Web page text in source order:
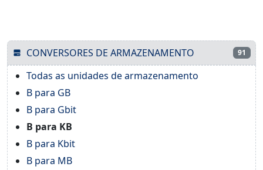
CONVERSORES DE ARMAZENAMENTO 91
Todas as unidades de armazenamento
B para GB
B para Gbit
B para KB
B para Kbit
B para MB